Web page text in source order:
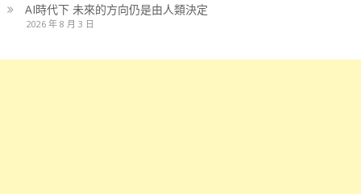
AI時代下 未來的方向仍是由人類決定
2026 年 8 月 3 日